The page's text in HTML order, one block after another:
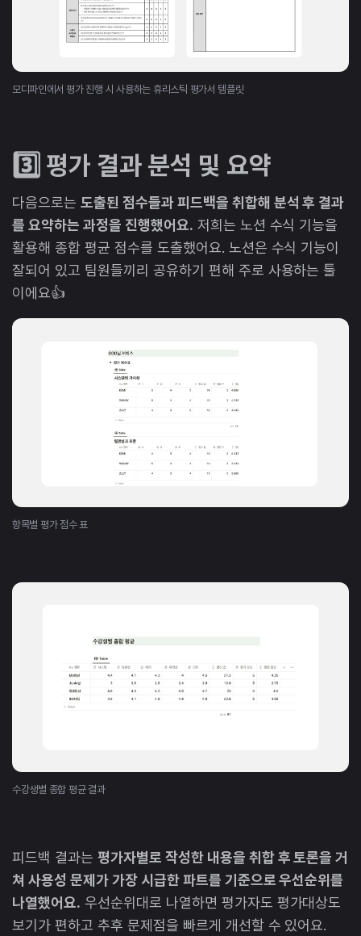
모디파인에서 평가 진행 시 사용하는 휴리스틱 평가서 템플릿
3️⃣ 평가 결과 분석 및 요약
다음으로는 도출된 점수들과 피드백을 취합해 분석 후 결과
를 요약하는 과정을 진행했어요. 저희는 노션 수식 기능을
활용해 종합 평균 점수를 도출했어요. 노션은 수식 기능이
잘되어 있고 팀원들끼리 공유하기 편해 주로 사용하는 툴
이에요👍
항목별 평가 점수 표
수강생별 종합 평균 결과
피드백 결과는 평가자별로 작성한 내용을 취합 후 토론을 거
쳐 사용성 문제가 가장 시급한 파트를 기준으로 우선순위를
나열했어요. 우선순위대로 나열하면 평가자도 평가대상도
보기가 편하고 추후 문제점을 빠르게 개선할 수 있어요.